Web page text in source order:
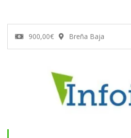
900,00€ Breña Baja